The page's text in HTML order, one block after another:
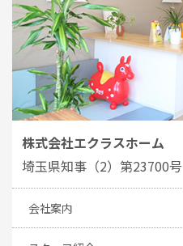
株式会社エクラスホーム
埼玉県知事（2）第23700号
会社案内